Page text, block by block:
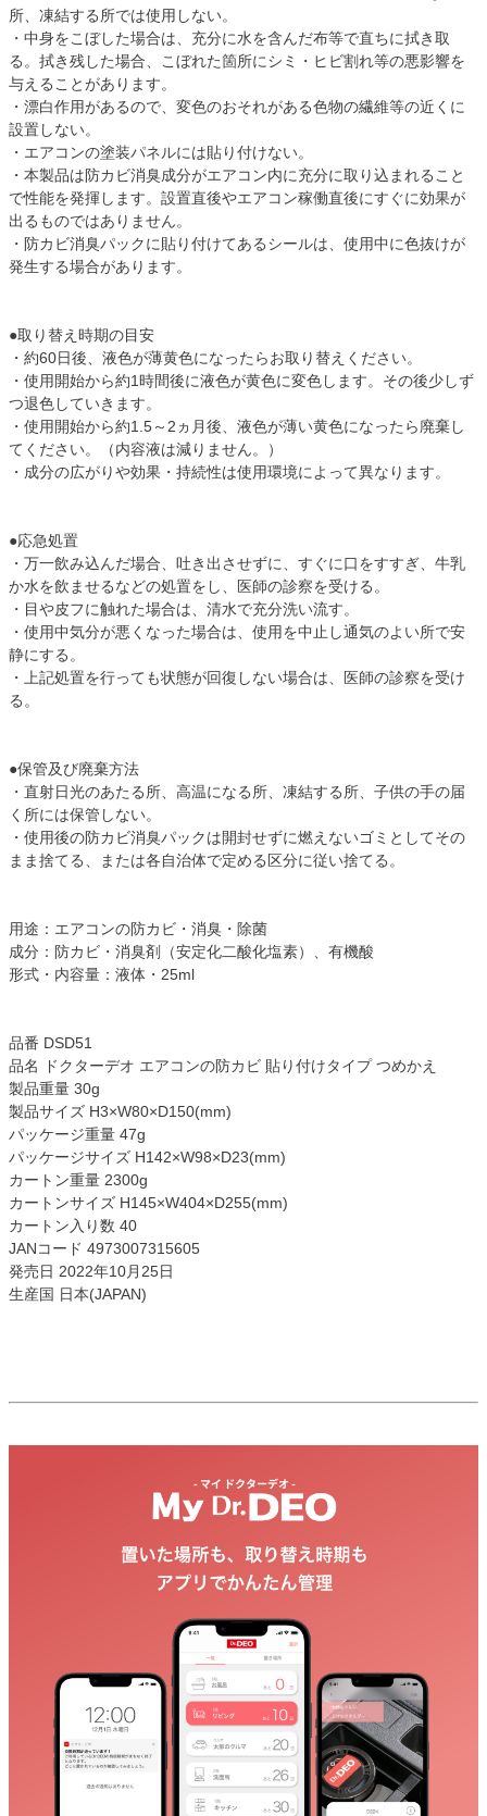
所、凍結する所では使用しない。
・中身をこぼした場合は、充分に水を含んだ布等で直ちに拭き取
る。拭き残した場合、こぼれた箇所にシミ・ヒビ割れ等の悪影響を
与えることがあります。
・漂白作用があるので、変色のおそれがある色物の繊維等の近くに
設置しない。
・エアコンの塗装パネルには貼り付けない。
・本製品は防カビ消臭成分がエアコン内に充分に取り込まれること
で性能を発揮します。設置直後やエアコン稼働直後にすぐに効果が
出るものではありません。
・防カビ消臭パックに貼り付けてあるシールは、使用中に色抜けが
発生する場合があります。
●取り替え時期の目安
・約60日後、液色が薄黄色になったらお取り替えください。
・使用開始から約1時間後に液色が黄色に変色します。その後少しず
つ退色していきます。
・使用開始から約1.5～2ヵ月後、液色が薄い黄色になったら廃棄し
てください。（内容液は減りません。）
・成分の広がりや効果・持続性は使用環境によって異なります。
●応急処置
・万一飲み込んだ場合、吐き出させずに、すぐに口をすすぎ、牛乳
か水を飲ませるなどの処置をし、医師の診察を受ける。
・目や皮フに触れた場合は、清水で充分洗い流す。
・使用中気分が悪くなった場合は、使用を中止し通気のよい所で安
静にする。
・上記処置を行っても状態が回復しない場合は、医師の診察を受け
る。
●保管及び廃棄方法
・直射日光のあたる所、高温になる所、凍結する所、子供の手の届
く所には保管しない。
・使用後の防カビ消臭パックは開封せずに燃えないゴミとしてその
まま捨てる、または各自治体で定める区分に従い捨てる。
用途：エアコンの防カビ・消臭・除菌
成分：防カビ・消臭剤（安定化二酸化塩素）、有機酸
形式・内容量：液体・25ml
品番 DSD51
品名 ドクターデオ エアコンの防カビ 貼り付けタイプ つめかえ
製品重量 30g
製品サイズ H3×W80×D150(mm)
パッケージ重量 47g
パッケージサイズ H142×W98×D23(mm)
カートン重量 2300g
カートンサイズ H145×W404×D255(mm)
カートン入り数 40
JANコード 4973007315605
発売日 2022年10月25日
生産国 日本(JAPAN)